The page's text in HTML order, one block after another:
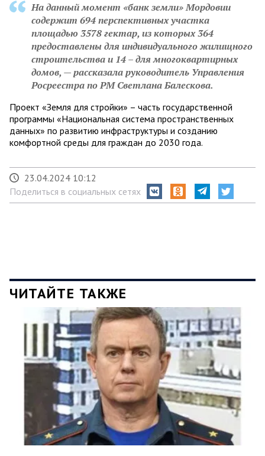
На данный момент «банк земли» Мордовии
содержит 694 перспективных участка
площадью 3578 гектар, из которых 364
предоставлены для индивидуального жилищного
строительства и 14 – для многоквартирных
домов, — рассказала руководитель Управления
Росреестра по РМ Светлана Балескова.
Проект «Земля для стройки» – часть государственной
программы «Национальная система пространственных
данных» по развитию инфраструктуры и созданию
комфортной среды для граждан до 2030 года.
23.04.2024 10:12
Поделиться в социальных сетях
ЧИТАЙТЕ ТАКЖЕ